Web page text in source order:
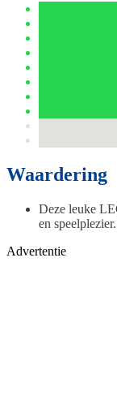
Waardering
Deze leuke
en
Advertentie